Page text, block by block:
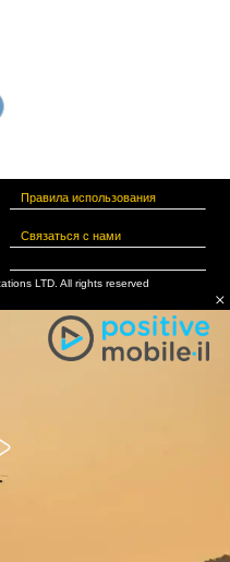
Правила использования
Связаться с нами
LTD. All rights reserved